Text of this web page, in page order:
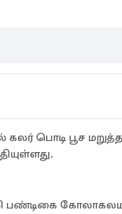
பொடி பூச
பண்டிகை